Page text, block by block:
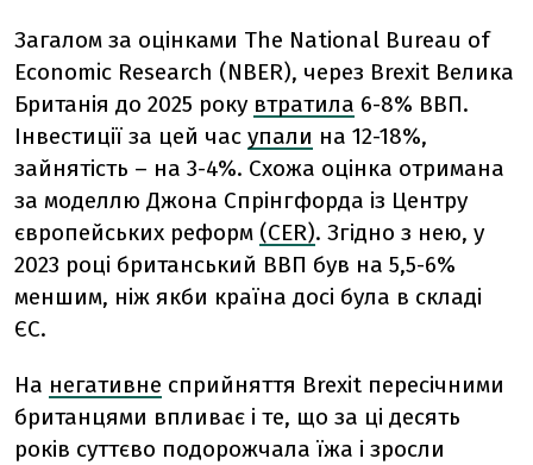
Загалом за оцінками The National Bureau of
Economic Research (NBER), через Brexit Велика
Британія до 2025 року втратила 6-8% ВВП.
Інвестиції за цей час упали на 12-18%,
зайнятість – на 3-4%. Схожа оцінка отримана
за моделлю Джона Спрінгфорда із Центру
європейських реформ (CER). Згідно з нею, у
2023 році британський ВВП був на 5,5-6%
меншим, ніж якби країна досі була в складі
ЄС.
На негативне сприйняття Brexit пересічними
британцями впливає і те, що за ці десять
років суттєво подорожчала їжа і зросли